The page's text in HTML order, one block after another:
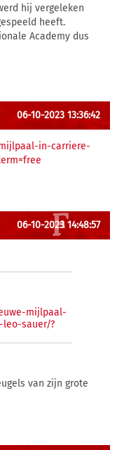
hij vergeleken
heeft.
Academy dus
06-10-2023 13:36:42
in-carriere-
06-10-2023 14:48:57
mijlpaal-
sauer/?
van zijn grote